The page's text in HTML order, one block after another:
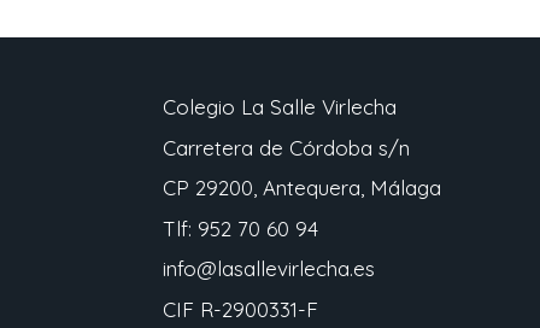
Colegio La Salle Virlecha
Carretera de Córdoba s/n
CP 29200, Antequera, Málaga
Tlf: 952 70 60 94
info@lasallevirlecha.es
CIF R-2900331-F